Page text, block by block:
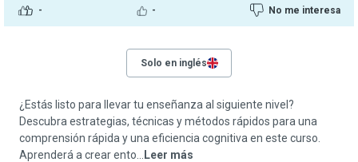
- - No me interesa
Solo en inglés
¿Estás listo para llevar tu enseñanza al siguiente nivel?
Descubra estrategias, técnicas y métodos rápidos para una
comprensión rápida y una eficiencia cognitiva en este curso.
Aprenderá a crear ento...
Leer más